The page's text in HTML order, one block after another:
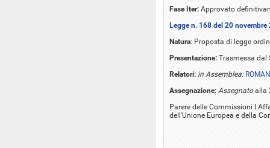
Fase Iter: Approvato
Legge n. 168 del 20 novembre
Natura: Proposta di legge
Presentazione: Trasmessa dal
Relatori: in Assemblea:
Assegnazione: Assegnatoalla
Parere delle Commissioni I
dell'Unione Europea e della